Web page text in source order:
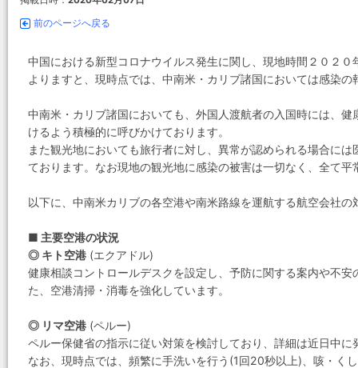
前のページへ戻る
中国における新型コロナウイルス発生に関し、現地時間２０２
よりますと、現時点では、中南米・カリブ諸国においては感染の
中南米・カリブ諸国においても、外国人渡航者の入国時には、
けるよう積極的に呼びかけております。
また観光地においても旅行者に対し、異常が認められる場合に
ております。なお現地の観光地に感染の被害は一切なく、全て平
以下に、中南米カリブの各空港や南米路線を運航する航空会社
■ 主要空港の状況
◎ キト空港 (エクアドル)
健康相談コントロールデスクを設定し、予防に関する案内や不
た、空港清掃・消毒を強化しています。
◎ リマ空港 (ペルー)
ペルー保健省の指示に従い対策を検討しており、詳細は近日中に
なお、現時点では、頻繁に手洗いを行う(1回20秒以上)、咳・く